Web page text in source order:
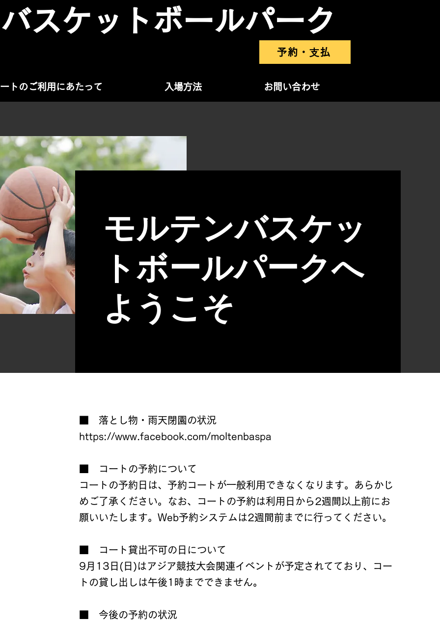
スケットボールパーク
予約・⽀払
トのご利用にあたって 入場方法 お問い合わせ
モルテンバスケッ
トボールパークへ
ようこそ
■ 落とし物・雨天閉園の状況
https://www.facebook.com/moltenbaspa
■ コートの予約について
コートの予約日は、予約コートが一般利用できなくなります。あらかじ
めご了承ください。なお、コートの予約は利用日から2週間以上前にお
願いいたします。Web予約システムは2週間前までに行ってください。
■ ​コート貸出不可の日について
9月13日(日)はアジア競技大会関連イベントが予定されてており、コー
トの貸し出しは午後1時までできません。
■ 今後の予約の状況